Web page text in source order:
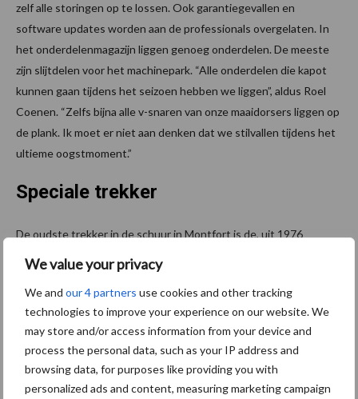
We value your privacy
We and our 4 partners use cookies and other tracking
technologies to improve your experience on our website. We
may store and/or access information from your device and
process the personal data, such as your IP address and
browsing data, for purposes like providing you with
personalized ads and content, measuring marketing campaign
zelf alle storingen op te lossen. Ook garantiegevallen en
software updates worden aan de professionals overgelaten. In
het onderdelenmagazijn liggen genoeg onderdelen. De meeste
zijn slijtdelen voor het machinepark. “Alle onderdelen die kapot
kunnen gaan tijdens het seizoen hebben we liggen”, aldus Roel
Coenen. “Zelfs bijna alle v-snaren van onze maaidorsers liggen op
de plank. Ik moet er niet aan denken dat we stilvallen tijdens het
ultieme oogstmoment.”
Speciale trekker
De oudste trekker in de schuur in Montfort is de, uit 1976
vele balen hooi en stro met deze Fiat. Een speciale trekker met
emotionele waarde. “Onze zonen gebruiken hem alleen nog maar
om naar de plaatselijke oldtimer dagen te gaan”, vertelt Roel.
Johan voegt daar nog aan toe: “Al had ik geen cent meer om eten
te kopen, die Fiat zal nooit het erf verlaten!” Naast de Fiat is de
Fendt 718 vario COM 3 de fijnste trekker volgens de broers. In